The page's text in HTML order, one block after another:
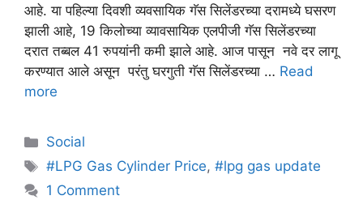
आहे. या पहिल्या दिवशी व्यवसायिक गॅस सिलेंडरच्या दरामध्ये घसरण
झाली आहे, 19 किलोच्या व्यावसायिक एलपीजी गॅस सिलेंडरच्या
दरात तब्बल 41 रुपयांनी कमी झाले आहे. आज पासून नवे दर लागू
करण्यात आले असून परंतु घरगुती गॅस सिलेंडरच्या … Read
more
Categories
Social
Tags
#LPG Gas Cylinder Price,#lpg gas update
1 Comment